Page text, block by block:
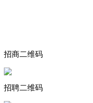
招商二维码
招聘二维码